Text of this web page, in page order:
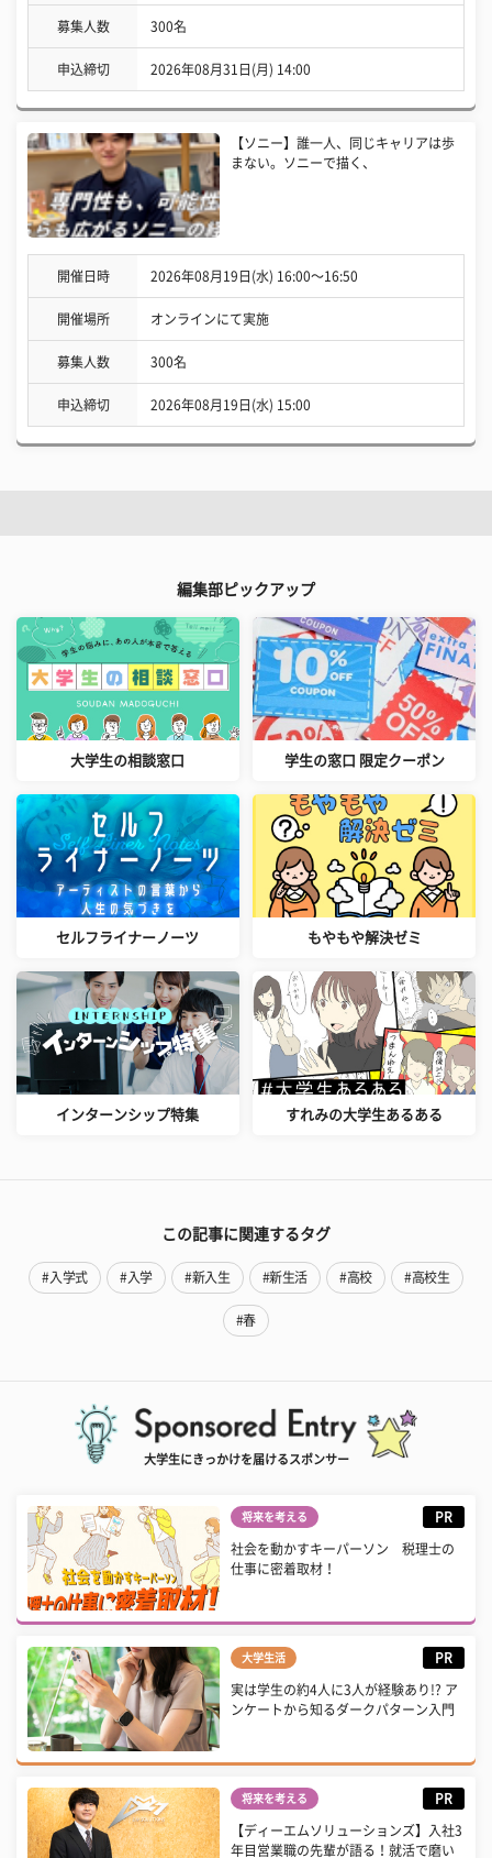
募集人数 300名
申込締切 2026年08月31日(月) 14:00
【ソニー】誰一人、同じキャリアは歩
まない。ソニーで描く、
開催日時 2026年08月19日(水) 16:00〜16:50
開催場所 オンラインにて実施
募集人数 300名
申込締切 2026年08月19日(水) 15:00
編集部ピックアップ
大学生の相談窓口 学生の窓口 限定クーポン
セルフライナーノーツ もやもや解決ゼミ
インターンシップ特集 すれみの大学生あるある
この記事に関連するタグ
#入学式 #入学 #新入生 #新生活 #高校 #高校生
#春
大学生にきっかけを届けるスポンサー
将来を考える PR
社会を動かすキーパーソン 税理士の
仕事に密着取材！
大学生活 PR
実は学生の約4人に3人が経験あり!? ア
ンケートから知るダークパターン入門
将来を考える PR
【ディーエムソリューションズ】入社3
年目営業職の先輩が語る！就活で磨い